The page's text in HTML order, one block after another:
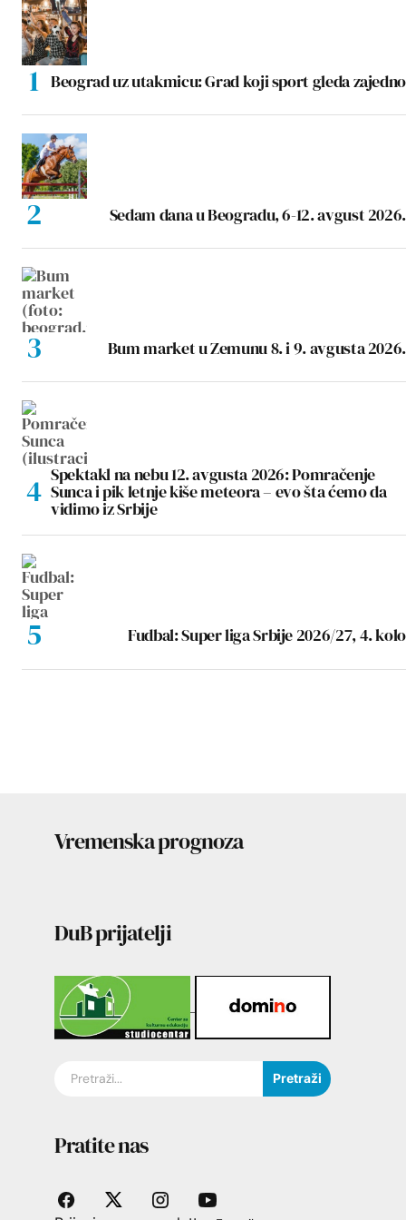
Beograd uz utakmicu: Grad koji sport gleda zajedno
Sedam dana u Beogradu, 6-12. avgust 2026.
Bum market u Zemunu 8. i 9. avgusta 2026.
Spektakl na nebu 12. avgusta 2026: Pomračenje
Sunca i pik letnje kiše meteora – evo šta ćemo da
vidimo iz Srbije
Fudbal: Super liga Srbije 2026/27, 4. kolo
Vremenska prognoza
DuB prijatelji
Pretraži
Pratite nas